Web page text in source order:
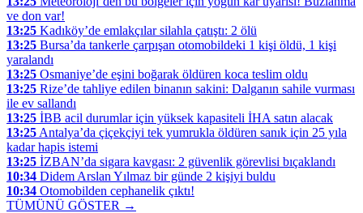
ve don var!
13:25 Kadıköy’de emlakçılar silahla çatıştı: 2 ölü
13:25 Bursa’da tankerle çarpışan otomobildeki 1 kişi öldü, 1 kişi
yaralandı
13:25 Osmaniye’de eşini boğarak öldüren koca teslim oldu
13:25 Rize’de tahliye edilen binanın sakini: Dalganın sahile vurması
ile ev sallandı
13:25 İBB acil durumlar için yüksek kapasiteli İHA satın alacak
13:25 Antalya’da çiçekçiyi tek yumrukla öldüren sanık için 25 yıla
kadar hapis istemi
13:25 İZBAN’da sigara kavgası: 2 güvenlik görevlisi bıçaklandı
10:34 Didem Arslan Yılmaz bir günde 2 kişiyi buldu
10:34 Otomobilden cephanelik çıktı!
TÜMÜNÜ GÖSTER →